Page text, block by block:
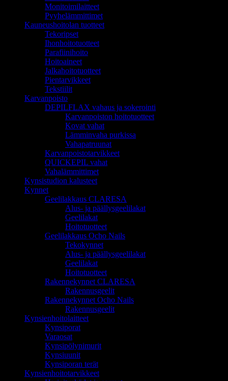
Monitoimilaitteet
Pyyhelämmittimet
Kauneushoitolan tuotteet
Tekoripset
Ihonhoitotuotteet
Parafiinihoito
Hoitoaineet
Jalkahoitotuotteet
Pientarvikkeet
Tekstiilit
Karvanpoisto
DEPILFLAX vahaus ja sokerointi
Karvanpoiston hoitotuotteet
Kovat vahat
Lämminvaha purkissa
Vahapatruunat
Karvanpoistotarvikkeet
QUICKEPIL vahat
Vahalämmittimet
Kynsistudion kalusteet
Kynnet
Geelilakkaus CLARESA
Alus- ja päällysgeelilakat
Geelilakat
Hoitotuotteet
Geelilakkaus Ocho Nails
Tekokynnet
Alus- ja päällysgeelilakat
Geelilakat
Hoitotuotteet
Rakennekynnet CLARESA
Rakennusgeelit
Rakennekynnet Ocho Nails
Rakennusgeelit
Kynsienhoitolaitteet
Kynsiporat
Varaosat
Kynsipölynimurit
Kynsiuunit
Kynsiporan terät
Kynsienhoitotarvikkeet